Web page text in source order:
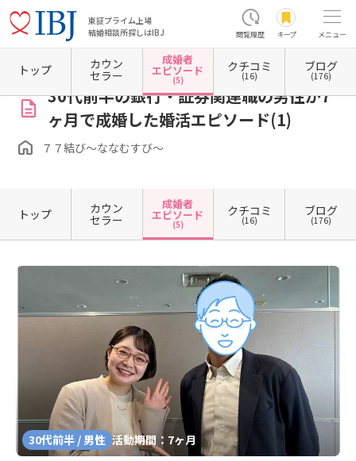
東証プライム上場
結婚相談所探しはIBJ
閲覧履歴 キープ メニュー
ホーム 宮城県の結婚相談所 宮城県仙台市 ７７結び～ななむすび～ 成婚者エピソー
30代前半の銀行・証券関連職の男性が7
ヶ月で成婚した婚活エピソード(1)
７７結び～ななむすび～
トップ カウン
セラー
成婚者
エピソード
(5)
クチコミ
(16)
ブログ
(176)
トップ カウン
セラー
成婚者
エピソード
(5)
クチコミ
(16)
ブログ
(176)
30代前半 / 男性 活動期間：7ヶ月